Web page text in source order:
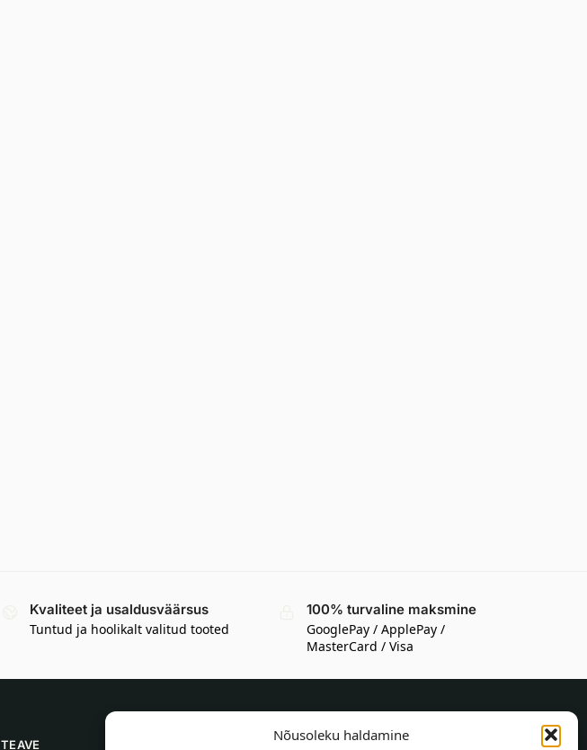
Nõusoleku haldamine
Kvaliteet ja usaldusväärsus
Tuntud ja hoolikalt valitud tooted
100% turvaline maksmine
GooglePay / ApplePay /
MasterCard / Visa
TEAVE TEAVE OSTJALE